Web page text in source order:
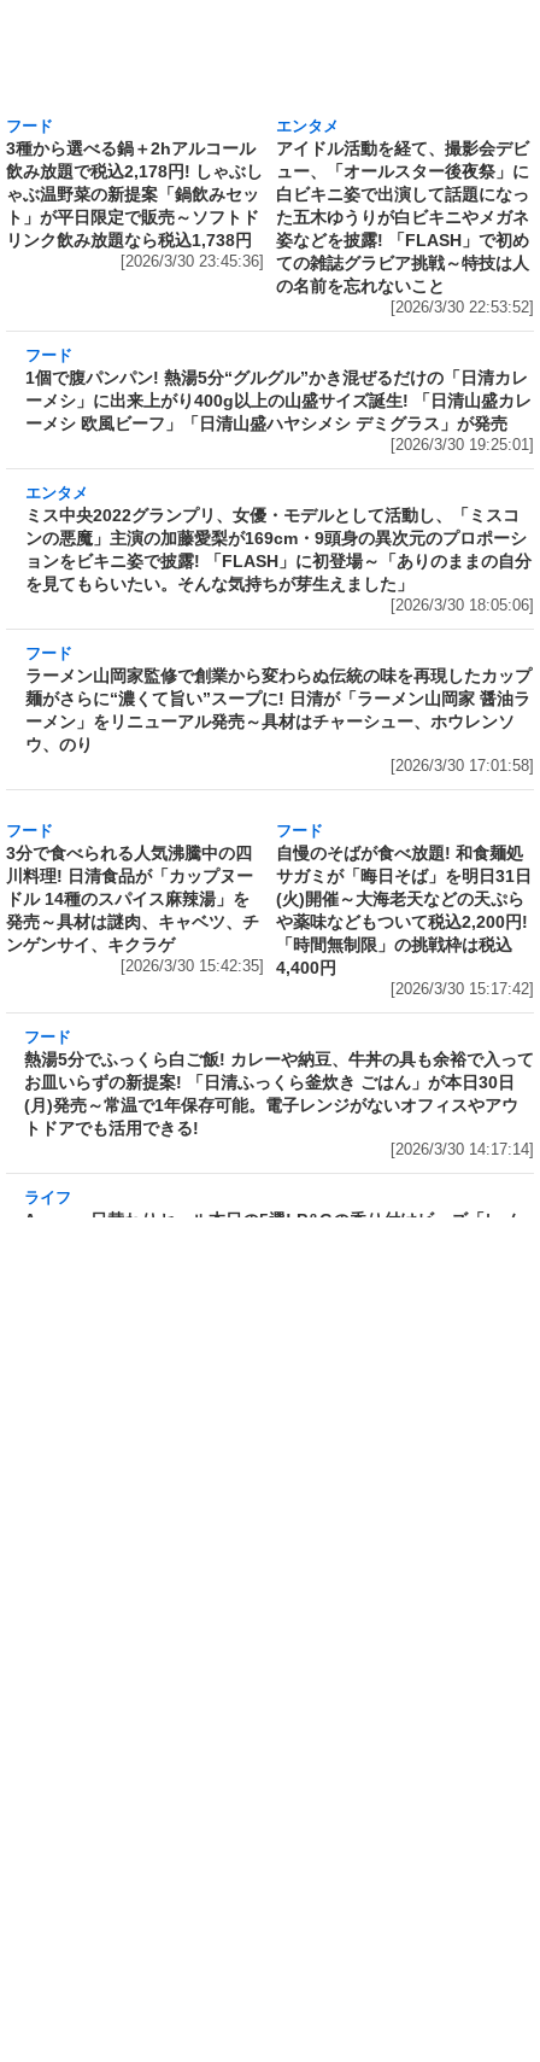
リンク飲み放題なら税込1,738円
[2026/3/30 23:45:36]
姿などを披露! 「FLASH」で初め
ての雑誌グラビア挑戦～特技は人
の名前を忘れないこと
[2026/3/30 22:53:52]
フード
1個で腹パンパン! 熱湯5分“グルグル”かき混ぜ
るだけの「日清カレーメシ」に出来上がり400g
以上の山盛サイズ誕生! 「日清山盛カレーメシ
欧風ビーフ」「日清山盛ハヤシメシ デミグラ
[2026/3/30 19:25:01]
エンタメ
ミス中央2022グランプリ、女優・モデルとして
活動し、「ミスコンの悪魔」主演の加藤愛梨が
キニ姿で披露! 「FLASH」に初登場～「ありの
ままの自分を見てもらいたい。そんな気持ちが
芽生えました」
[2026/3/30 18:05:06]
フード
味を再現したカップ麺がさらに“濃くて旨い”ス
ープに! 日清が「ラーメン山岡家 醤油ラーメ
ン」をリニューアル発売～具材はチャーシュ
[2026/3/30 17:01:58]
川料理! 日清食品が「カップヌー
ドル 14種のスパイス麻辣湯」を
発売～具材は謎肉、キャベツ、チ
ンゲンサイ、キクラゲ
[2026/3/30 15:42:35]
フード
自慢のそばが食べ放題! 和食麺処
サガミが「晦日そば」を明日31日
や薬味などもついて税込2,200円!
「時間無制限」の挑戦枠は税込
4,400円
フード
の具も余裕で入ってお皿いらずの新提案! 「日清